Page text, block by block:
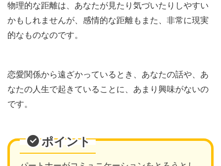
物理的な距離は、あなたが見たり気づいたりしやすい
かもしれませんが、感情的な距離もまた、非常に現実
的なものなのです。
恋愛関係から遠ざかっているとき、あなたの話や、あ
なたの人生で起きていることに、あまり興味がないの
です。
ポイント